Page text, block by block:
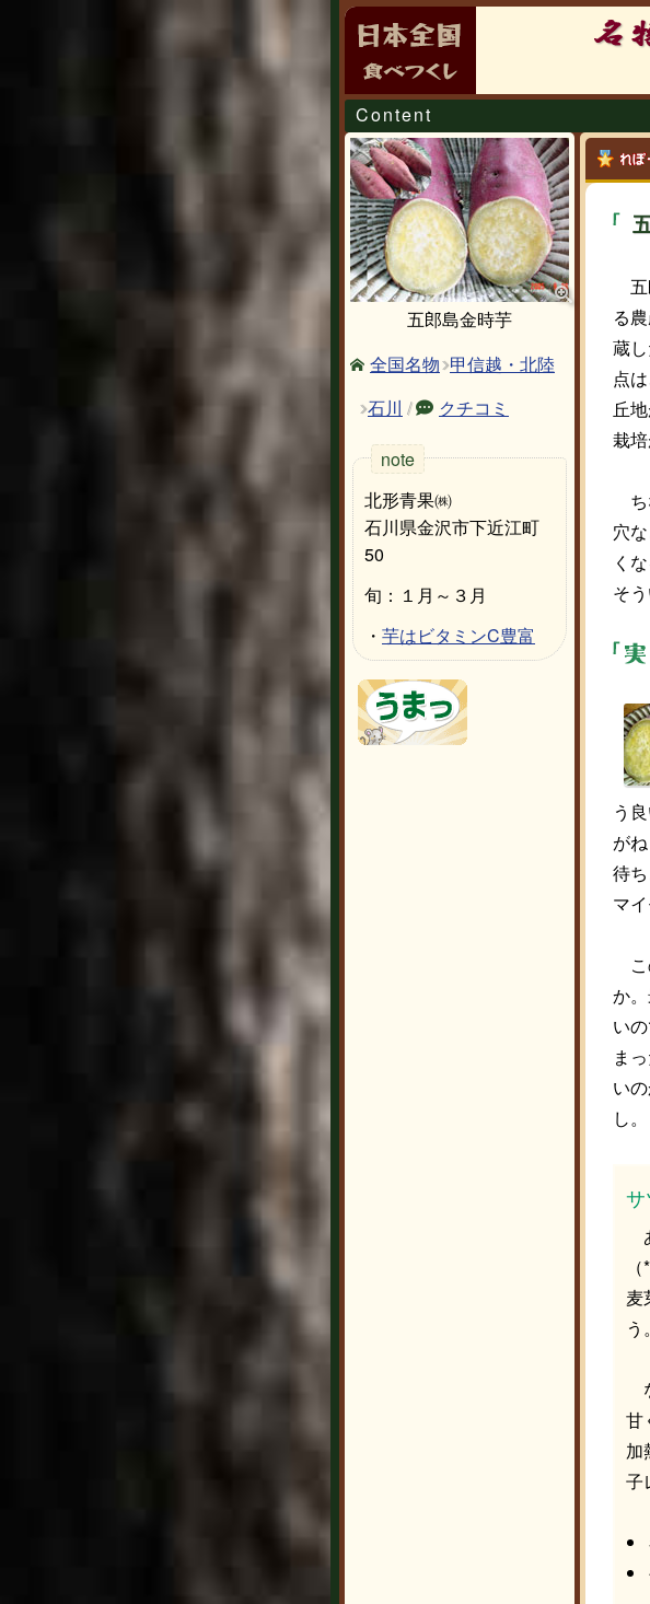
Content
五郎島金時芋
全国名物
甲信越・北陸
石川 / クチコミ
北形青果㈱
石川県金沢市下近江町
50
旬：１月～３月
・ 芋はビタミンC豊富
五
る
蔵
点
丘
栽
ち
穴
く
そ
う
が
待
マイ
こ
か
い
ま
い
し。
サ
麦
う。
甘
加
子